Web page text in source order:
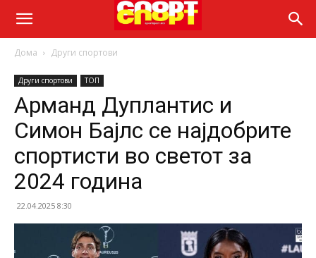
Дома Други спортови
Други спортови ТОП
Арманд Дуплантис и
Симон Бaјлс се најдобрите
спортисти во светот за
2024 година
22.04.2025 8:30